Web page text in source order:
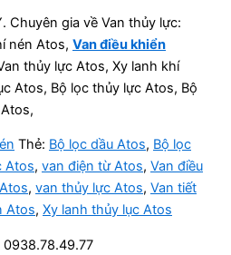
Chuyên gia về Van thủy lực:
nén Atos, Van điều khiển
thủy lực Atos, Xy lanh khí
Atos, Bộ lọc thủy lực Atos, Bộ
Thẻ: Bộ lọc dầu Atos, Bộ lọc
Atos, van điện từ Atos, Van điều
, van thủy lực Atos, Van tiết
Atos, Xy lanh thủy lục Atos
0938.78.49.77